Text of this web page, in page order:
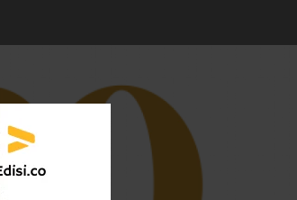
Warga Rempang Ajukan
Kota Batam, Soroti
Aktivitas yang Resahkan
0